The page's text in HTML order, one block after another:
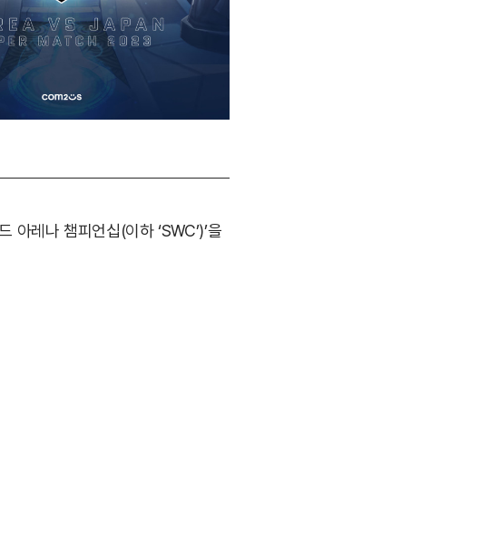
아레나 챔피언십(이하 ‘SWC’)’을